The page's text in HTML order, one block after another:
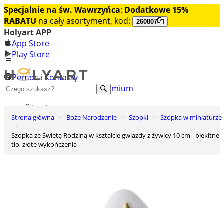
Specjalnie na św. Wawrzyńca: Dodatkowe 15%
RABATU na cały asortyment, kod: 260807
Holyart APP
App Store
Play Store
Pomoc i Kontakty
+48 222 922 860
Odkryj premium
Login
Lista życzeń
0
Koszyk
Strona główna Boże Narodzenie Szopki
Szopka w miniaturze
Szopka ze Świetą Rodziną w kształcie gwiazdy z żywicy 10 cm - błękitne
tło, złote wykończenia